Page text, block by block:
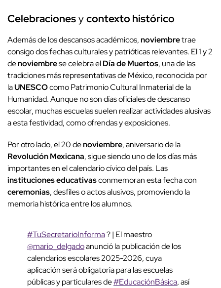
Celebracionesycontexto histórico
Además de los descansos académicos,noviembretrae
consigo dos fechas culturales y patrióticas relevantes. El 1 y 2
denoviembrese celebra elDía de Muertos, una de las
tradiciones más representativas de México, reconocida por
laUNESCOcomo Patrimonio Cultural Inmaterial de la
Humanidad. Aunque no son días oficiales de descanso
escolar, muchas escuelas suelen realizar actividades alusivas
a esta festividad, como ofrendas y exposiciones.
Por otro lado, el 20 denoviembre, aniversario de la
Revolución Mexicana, sigue siendo uno de los días más
importantes en el calendario cívico del país. Las
instituciones educativasconmemoran esta fecha con
ceremonias, desfiles o actos alusivos, promoviendo la
memoria histórica entre los alumnos.
#TuSecretarioInforma? | El maestro
@mario_delgadoanunció la publicación de los
calendarios escolares 2025-2026, cuya
aplicación será obligatoria para las escuelas
públicas y particulares de#EducaciónBásica, así